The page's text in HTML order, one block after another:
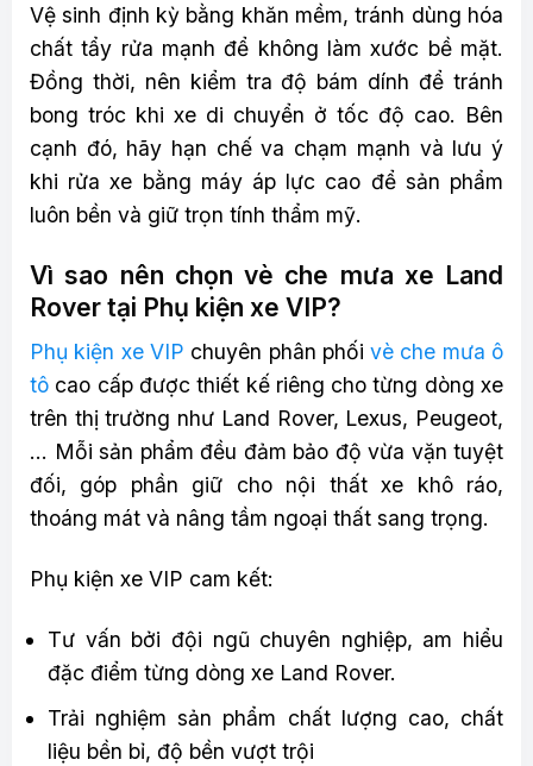
Vệ sinh định kỳ bằng khăn mềm, tránh dùng hóa
chất tẩy rửa mạnh để không làm xước bề mặt.
Đồng thời, nên kiểm tra độ bám dính để tránh
bong tróc khi xe di chuyển ở tốc độ cao. Bên
cạnh đó, hãy hạn chế va chạm mạnh và lưu ý
khi rửa xe bằng máy áp lực cao để sản phẩm
luôn bền và giữ trọn tính thẩm mỹ.
Vì sao nên chọn vè che mưa xe Land
Rover tại Phụ kiện xe VIP?
Phụ kiện xe VIP chuyên phân phốivè che mưa ô
tô cao cấp được thiết kế riêng cho từng dòng xe
trên thị trường như Land Rover, Lexus, Peugeot,
… Mỗi sản phẩm đều đảm bảo độ vừa vặn tuyệt
đối, góp phần giữ cho nội thất xe khô ráo,
thoáng mát và nâng tầm ngoại thất sang trọng.
Phụ kiện xe VIP cam kết:
Tư vấn bởi đội ngũ chuyên nghiệp, am hiểu
đặc điểm từng dòng xe Land Rover.
Trải nghiệm sản phẩm chất lượng cao, chất
liệu bền bỉ, độ bền vượt trội